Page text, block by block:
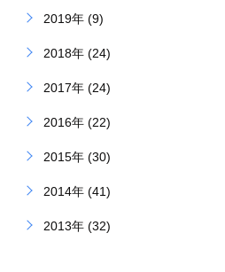
2019年 (9)
2018年 (24)
2017年 (24)
2016年 (22)
2015年 (30)
2014年 (41)
2013年 (32)